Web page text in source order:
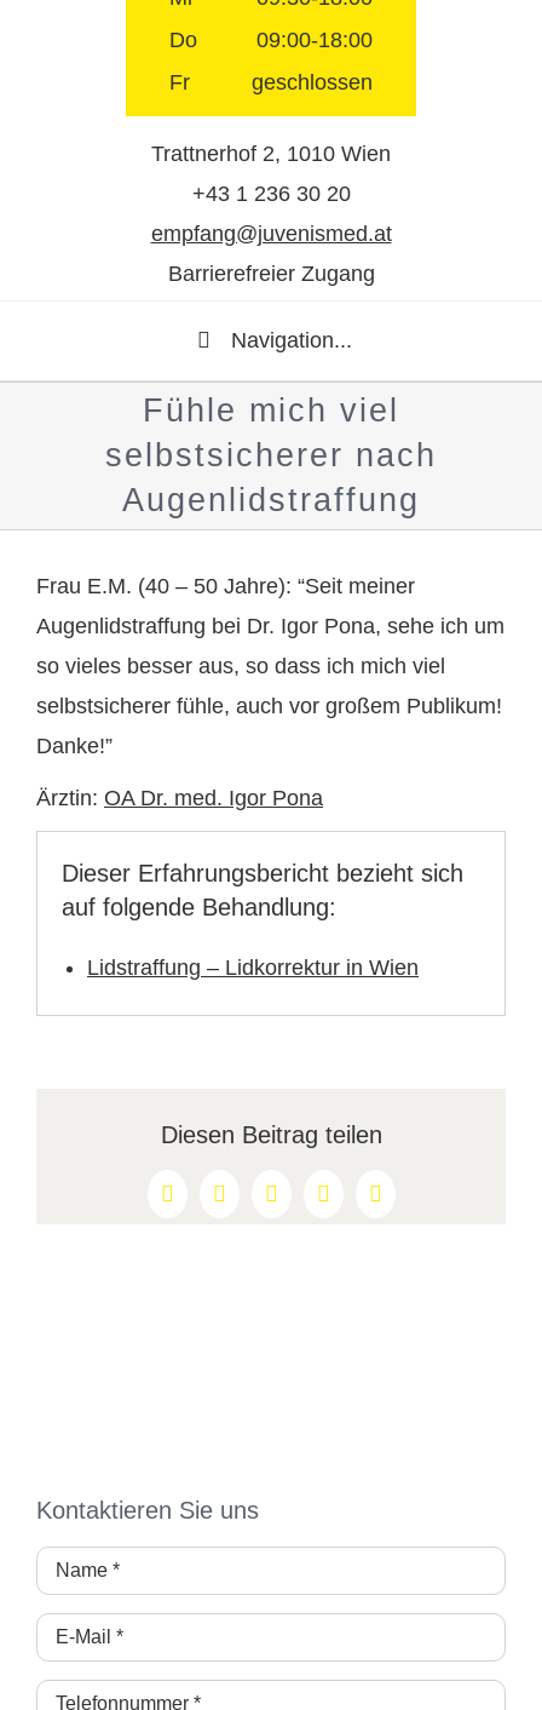
Do
09:00-18:00
Fr
geschlossen
Trattnerhof 2, 1010 Wien
+43 1 236 30 20
empfang@juvenismed.at
Barrierefreier Zugang
Navigation...
Fühle mich viel
selbstsicherer nach
Augenlidstraffung
Frau E.M. (40 – 50 Jahre): “Seit meiner
Augenlidstraffung bei Dr. Igor Pona, sehe ich um
so vieles besser aus, so dass ich mich viel
selbstsicherer fühle, auch vor großem Publikum!
Danke!”
Ärztin: OA Dr. med. Igor Pona
Dieser Erfahrungsbericht bezieht sich
auf folgende Behandlung:
Lidstraffung – Lidkorrektur in Wien
Diesen Beitrag teilen
Facebook
X RedditLinkedInPinterest
Kontaktieren Sie uns